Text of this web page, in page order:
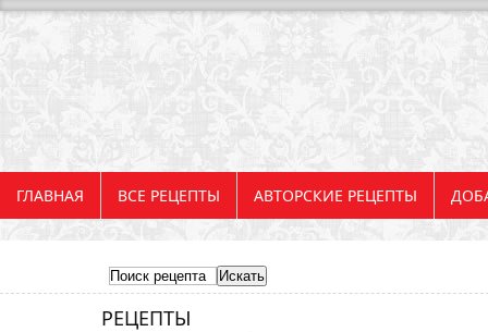
ГЛАВНАЯ ВСЕ РЕЦЕПТЫ АВТОРСКИЕ РЕЦЕПТЫ
РЕЦЕПТЫ